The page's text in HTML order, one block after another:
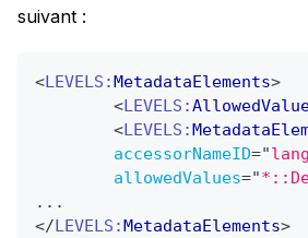
suivant :
<LEVELS:MetadataElements>
<LEVELS:
<LEVELS:
accessorNameID="
allowedValues="
...
</LEVELS:MetadataElements>